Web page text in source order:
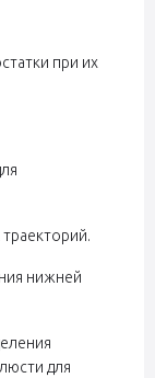
при их
нижней
для